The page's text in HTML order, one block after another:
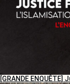
[GRANDE